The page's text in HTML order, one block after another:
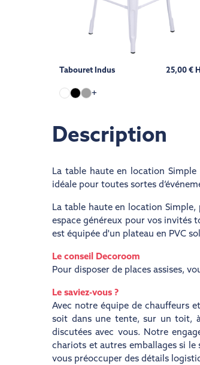
Tabouret Indus 25,00 €
+
Description
La table haute en location Simple
idéale pour toutes sortes
La table haute en location
espace généreux pour vos invités
est équipée d'un plateau en PVC
Le conseil Decoroom
Pour disposer de places assises,
Le saviez-vous ?
Avec notre équipe de chauffeurs
soit dans une tente, sur un toit,
discutées avec vous. Notre
chariots et autres emballages si le
vous préoccuper des détails